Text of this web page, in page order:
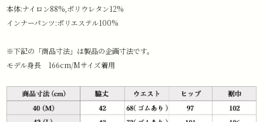
本体:ナイロン88%,ポリウレタン12%
インナーパンツ:ポリエステル100%
※下記の「商品寸法」は製品の企画寸法です。
モデル身長 166cm/Mサイズ着用